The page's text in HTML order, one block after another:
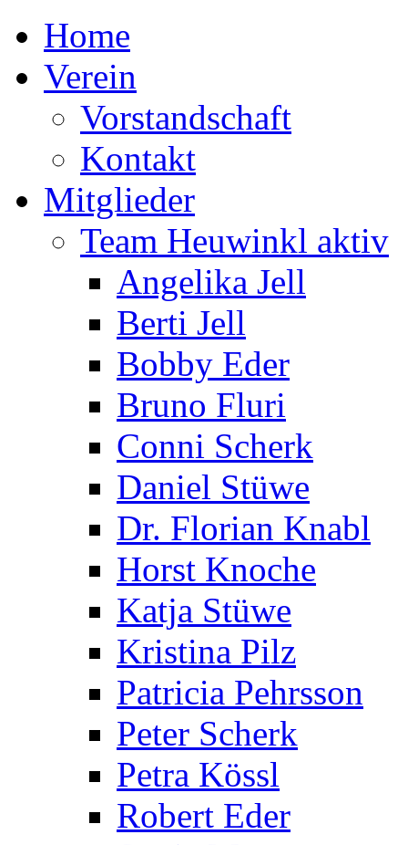
Home
Verein
Vorstandschaft
Kontakt
Mitglieder
Team Heuwinkl aktiv
Angelika Jell
Berti Jell
Bobby Eder
Bruno Fluri
Conni Scherk
Daniel Stüwe
Dr. Florian Knabl
Horst Knoche
Katja Stüwe
Kristina Pilz
Patricia Pehrsson
Peter Scherk
Petra Kössl
Robert Eder